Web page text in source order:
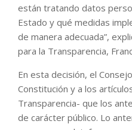
están tratando datos
Estado y qué medidas
de manera adecuada”,
para la Transparencia,
En esta decisión, el
Constitución y a los
Transparencia- que los
de carácter público. Lo